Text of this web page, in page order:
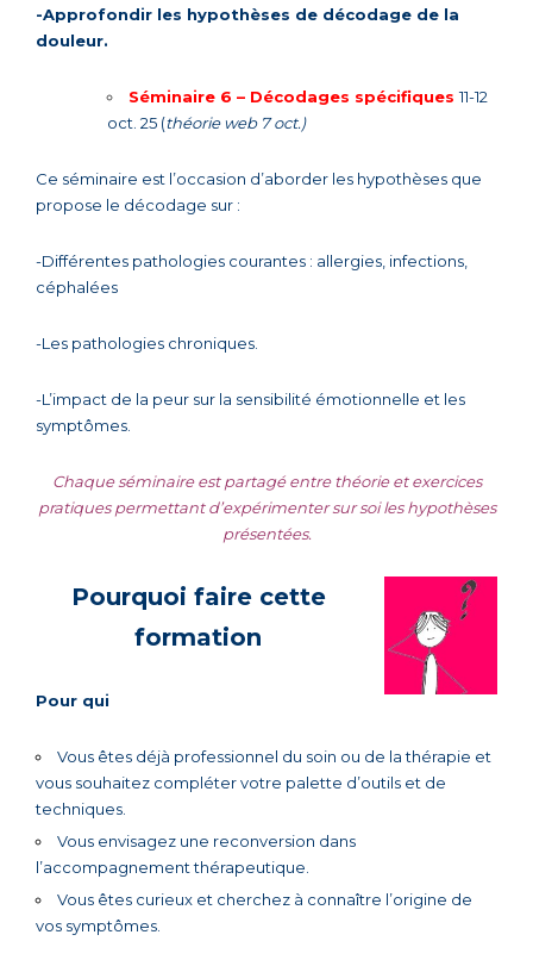
-Approfondir les hypothèses de décodage de la
douleur.
Séminaire 6 – Décodages spécifiques 11-12
oct. 25 (théorie web 7 oct.)
Ce séminaire est l’occasion d’aborder les hypothèses que
propose le décodage sur :
-Différentes pathologies courantes : allergies, infections,
céphalées
-Les pathologies chroniques.
-L’impact de la peur sur la sensibilité émotionnelle et les
symptômes.
Chaque séminaire est partagé entre théorie et exercices
pratiques permettant d’expérimenter sur soi les hypothèses
présentées.
Pourquoi faire cette
formation
Pour qui
Vous êtes déjà professionnel du soin ou de la thérapie et
vous souhaitez compléter votre palette d’outils et de
techniques.
Vous envisagez une reconversion dans
l’accompagnement thérapeutique.
Vous êtes curieux et cherchez à connaître l’origine de
vos symptômes.